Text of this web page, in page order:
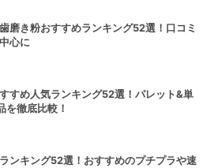
磨き粉おすすめランキング52選！口コミ
心に
すめ人気ランキング52選！パレット&単
を徹底比較！
ンキング52選！おすすめのプチプラや速